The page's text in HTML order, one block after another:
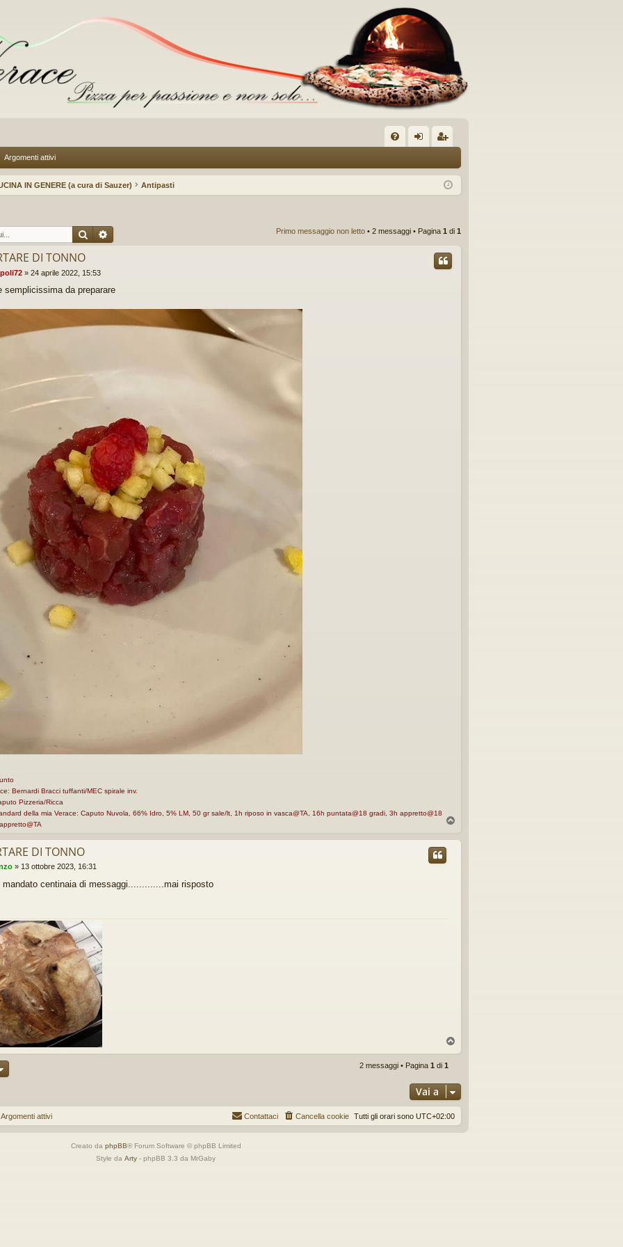
Q in riv
Argomenti attivi
IN GENERE (a cura di Sauzer) Antipasti
CercaRicerca avanzata Primo messaggio non letto • 2 messaggi • Pagina 1 di 1
DI TONNO
» 24 aprile 2022, 15:53
semplicissima da preparare
Bernardi Bracci tuffanti/MEC spirale inv.
Pizzeria/Ricca
della mia Verace: Caputo Nuvola, 66% Idro, 5% LM, 50 gr sale/lt, 1h riposo in vasca@TA, 16h puntata@18 gradi, 3h appretto@18
p
DI TONNO
» 13 ottobre 2023, 16:31
mandato centinaia di messaggi.............mai risposto
o
2 messaggi • Pagina 1 di 1
Vai a
attivi Tutti gli orari sono UTC+02:00
Cancella cookie
Contattaci
Creato da phpBB® Forum Software © phpBB Limited
Style da Arty - phpBB 3.3 da MrGaby